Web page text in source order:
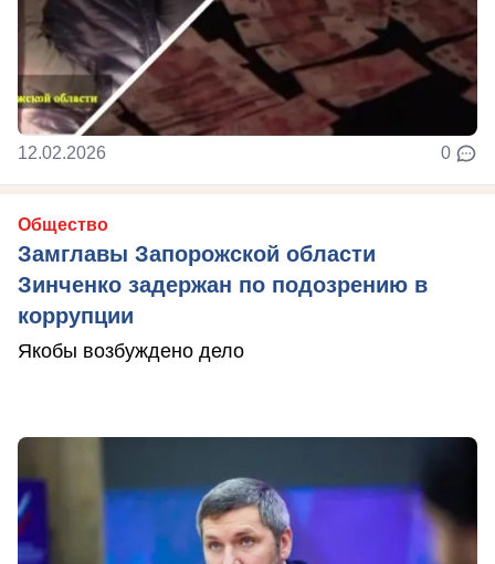
12.02.2026 0
Общество
Замглавы Запорожской области
Зинченко задержан по подозрению в
коррупции
Якобы возбуждено дело